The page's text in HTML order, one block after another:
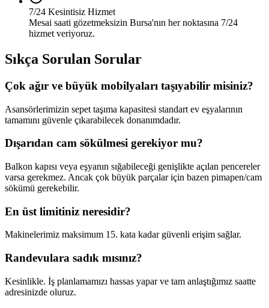
7/24 Kesintisiz Hizmet
Mesai saati gözetmeksizin Bursa'nın her noktasına 7/24
hizmet veriyoruz.
Sıkça Sorulan Sorular
Çok ağır ve büyük mobilyaları taşıyabilir misiniz?
Asansörlerimizin sepet taşıma kapasitesi standart ev eşyalarının
tamamını güvenle çıkarabilecek donanımdadır.
Dışarıdan cam sökülmesi gerekiyor mu?
Balkon kapısı veya eşyanın sığabileceği genişlikte açılan pencereler
varsa gerekmez. Ancak çok büyük parçalar için bazen pimapen/cam
sökümü gerekebilir.
En üst limitiniz neresidir?
Makinelerimiz maksimum 15. kata kadar güvenli erişim sağlar.
Randevulara sadık mısınız?
Kesinlikle. İş planlamamızı hassas yapar ve tam anlaştığımız saatte
adresinizde oluruz.